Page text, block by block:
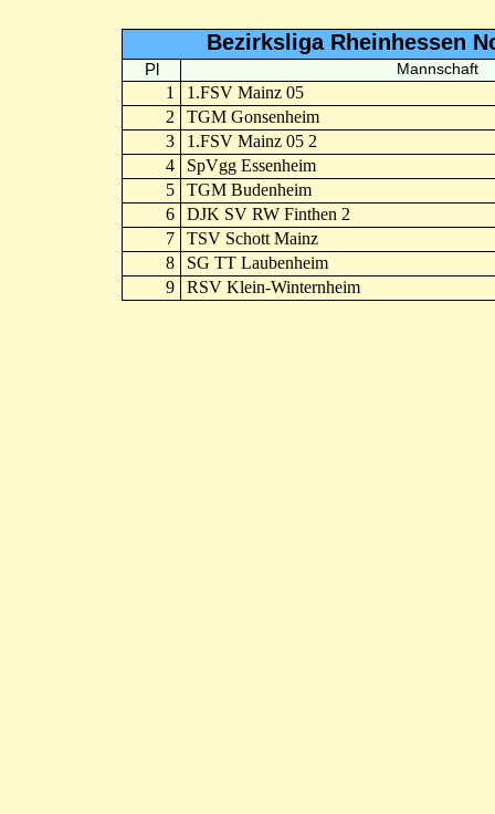
Bezirksliga Rheinhessen
Pl Mannschaft
1
1.FSV Mainz 05
2
TGM Gonsenheim
3
1.FSV Mainz 05 2
4
SpVgg Essenheim
5
TGM Budenheim
6
DJK SV RW Finthen 2
7
TSV Schott Mainz
8
SG TT Laubenheim
9
RSV Klein-Winternheim